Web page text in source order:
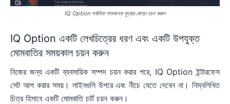
IQ Option সর্বাধিক লাভজনক মুদ্রার জোড়া চয়ন করুন
IQ Option একটি লেখচিত্রের ধরণ এবং একটি উপযুক্ত
মোমবাতির সময়কাল চয়ন করুন
নিজের জন্য একটি ব্যবসায়িক সম্পদ চয়ন করার পরে, IQ Option ইন্টারফেস
সেট আপ করার সময়। লাইনগুলি উপরে এবং নীচে যেতে দেবেন না। নিম্নলিখিত
চিত্র হিসাবে একটি মোমবাতি চার্ট চয়ন করুন।